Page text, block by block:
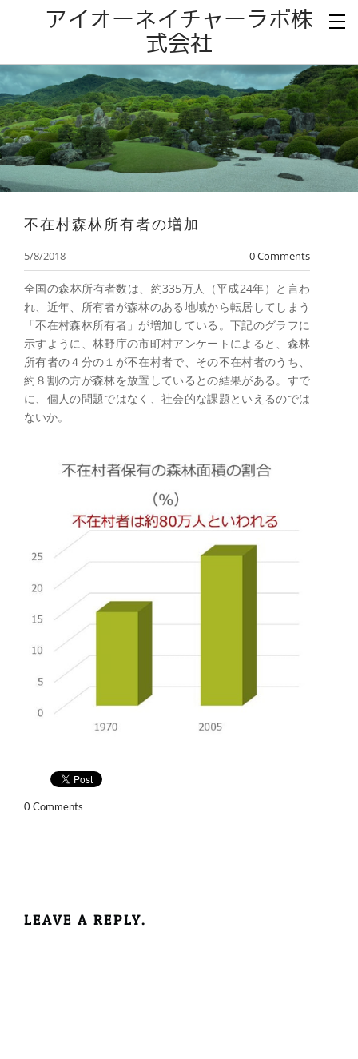
アイオーネイチャーラボ株
式会社
不在村森林所有者の増加
5/8/2018 0 Comments
全国の森林所有者数は、約335万人（平成24年）と言わ
れ、近年、所有者が森林のある地域から転居してしまう
「不在村森林所有者」が増加している。下記のグラフに
示すように、林野庁の市町村アンケートによると、森林
所有者の４分の１が不在村者で、その不在村者のうち、
約８割の方が森林を放置しているとの結果がある。すで
に、個人の問題ではなく、社会的な課題といえるのでは
ないか。
0 Comments
LEAVE A REPLY.